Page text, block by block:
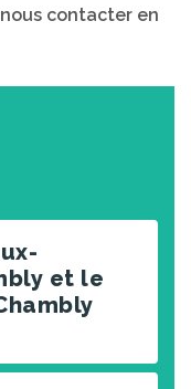
contacter en
et le